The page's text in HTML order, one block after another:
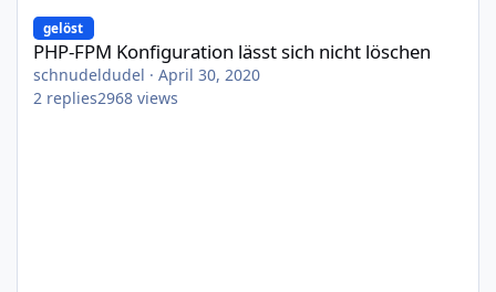
PHP-FPM Konfiguration lässt sich nicht löschen
gelöst
PHP-FPM Konfiguration lässt sich nicht löschen
schnudeldudel · April 30, 2020
2 replies2968 views